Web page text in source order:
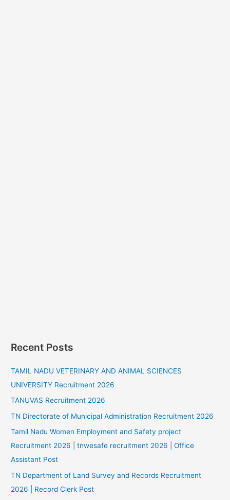
Recent Posts
TAMIL NADU VETERINARY AND ANIMAL SCIENCES
UNIVERSITY Recruitment 2026
TANUVAS Recruitment 2026
TN Directorate of Municipal Administration Recruitment 2026
Tamil Nadu Women Employment and Safety project
Recruitment 2026 | tnwesafe recruitment 2026 | Office
Assistant Post
TN Department of Land Survey and Records Recruitment
2026 | Record Clerk Post